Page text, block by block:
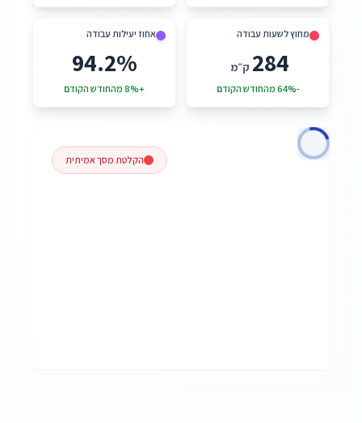
מחוץ לשעות עבודה
284 ק״מ
-64% מהחודש הקודם
אחוז יעילות עבודה
94.2%
+8% מהחודש הקודם
הקלטת מסך אמיתית Loading video…